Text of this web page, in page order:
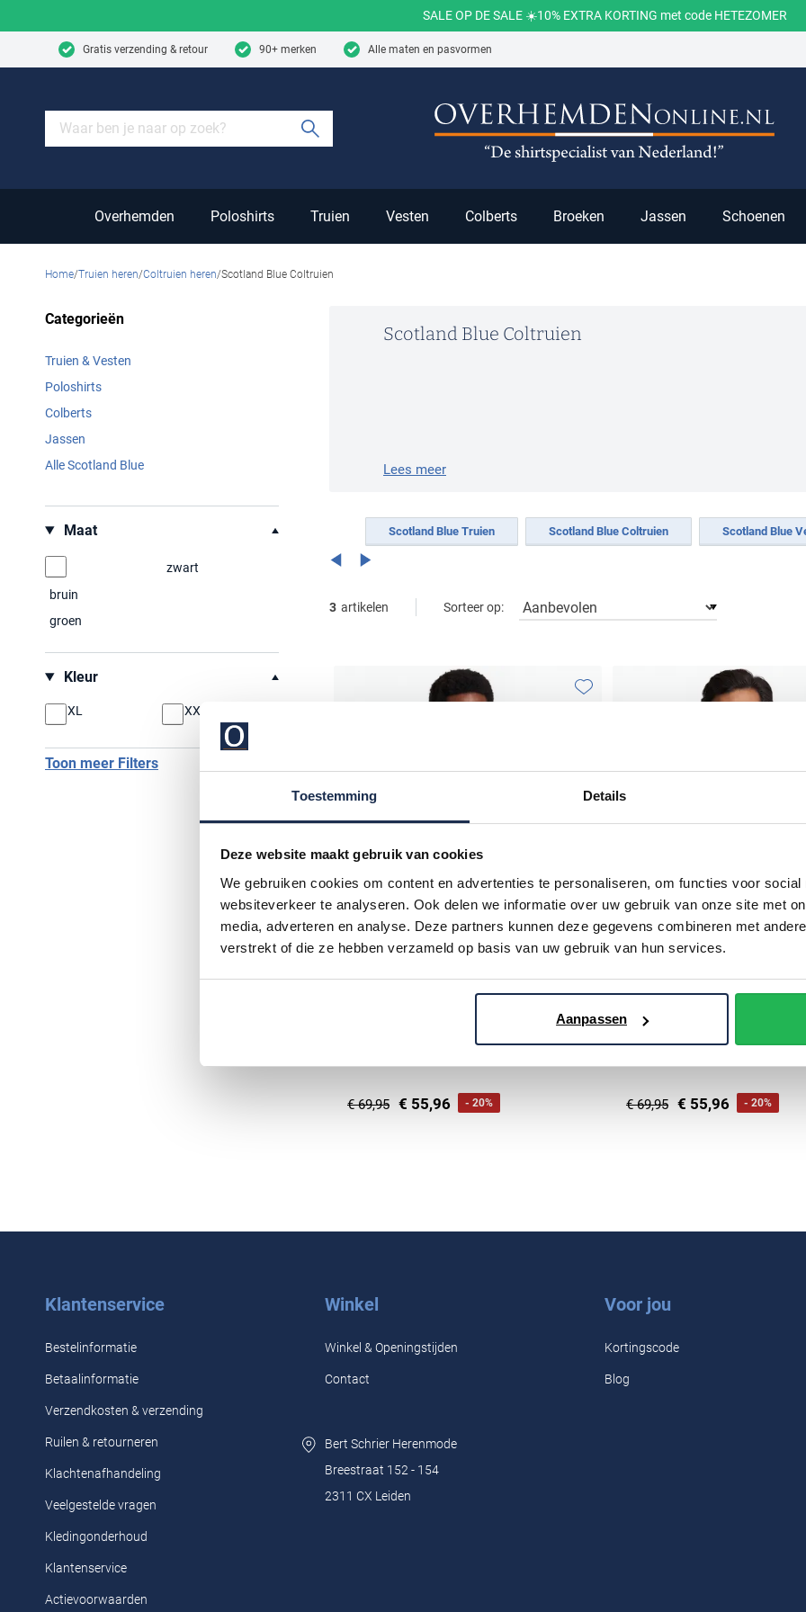
Toestemming Details
Deze website maakt gebruik van cookies
We gebruiken cookies om content en advertenties te personaliseren, om functies voor social
websiteverkeer te analyseren. Ook delen we informatie over uw gebruik van onze site met
media, adverteren en analyse. Deze partners kunnen deze gegevens combineren met
verstrekt of die ze hebben verzameld op basis van uw gebruik van hun services.
Aanpassen
SALE OP DE SALE ☀️10% EXTRA KORTING met code HETEZOMER
Gratis verzending & retour 90+ merken Alle maten en pasvormen
Overhemden Poloshirts Truien Vesten Colberts Broeken Jassen Schoenen
Home Truien heren Coltruien heren Scotland Blue Coltruien
Scotland Blue Coltruien
Lees meer
Scotland Blue Truien Scotland Blue Coltruien Scotland Blue
Categorieën
Truien & Vesten
Poloshirts
Colberts
Jassen
Alle Scotland Blue
Maat
bruin
zwart
groen
Kleur
XL XXL
Toon meer Filters
3 artikelen Sorteer op:
€ 69,95 € 55,96 - 20%
Scotland Blue
€ 69,95 € 55,96 - 20%
Klantenservice
Bestelinformatie
Betaalinformatie
Verzendkosten & verzending
Ruilen & retourneren
Klachtenafhandeling
Veelgestelde vragen
Kledingonderhoud
Klantenservice
Actievoorwaarden
Winkel
Winkel & Openingstijden
Contact
Bert Schrier Herenmode
Breestraat 152 - 154
2311 CX Leiden
Voor jou
Kortingscode
Blog